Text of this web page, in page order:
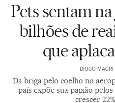
Pets sentam
bilhões de
que
DIOGO MAGRI
Da briga pelo coelho no
país expõe sua paixão
crescer